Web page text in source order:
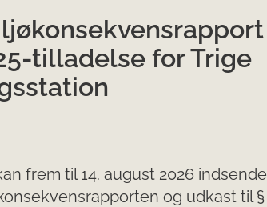
tilladelse for Trige
frem til 14. august 2026 indsende
og udkast til §